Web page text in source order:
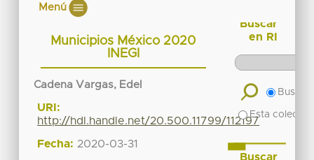
Menú
Municipios México 2020
INEGI
Cadena Vargas, Edel
URI:
http://hdl.handle.net/20.500.11799/112197
Fecha: 2020-03-31
Buscar
en RI
Buscar
Esta
Buscar